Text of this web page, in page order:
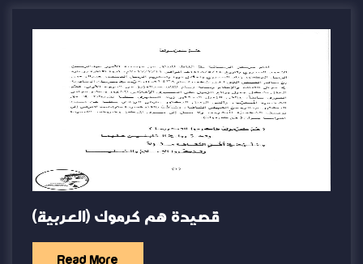
(العربية) قصيدة هم كرموك
Read More